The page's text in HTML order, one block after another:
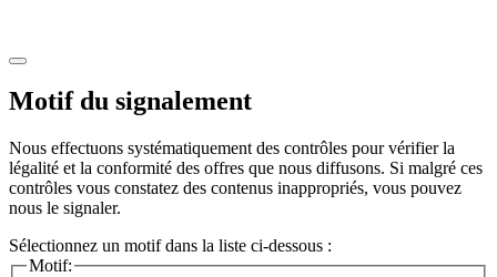
Motif du signalement
Nous effectuons systématiquement des contrôles pour vérifier la
légalité et la conformité des offres que nous diffusons. Si malgré ces
contrôles vous constatez des contenus inappropriés, vous pouvez
nous le signaler.
Sélectionnez un motif dans la liste ci-dessous :
Motif: